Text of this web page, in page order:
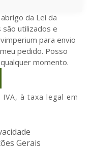
da Lei da
utilizados e
para envio
pedido. Posso
momento.
à taxa legal em
Gerais